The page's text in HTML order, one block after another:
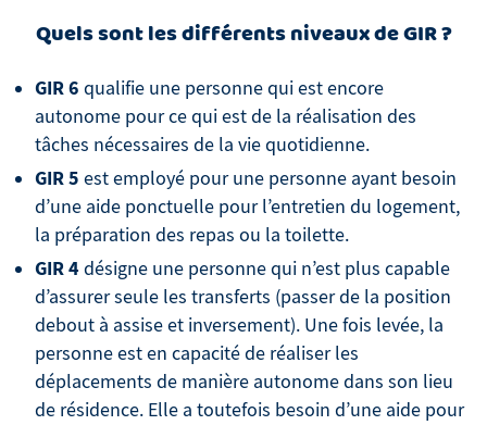
Quels sont les différents niveaux de GIR ?
GIR 6 qualifie une personne qui est encore
autonome pour ce qui est de la réalisation des
tâches nécessaires de la vie quotidienne.
GIR 5 est employé pour une personne ayant besoin
d’une aide ponctuelle pour l’entretien du logement,
la préparation des repas ou la toilette.
GIR 4 désigne une personne qui n’est plus capable
d’assurer seule les transferts (passer de la position
debout à assise et inversement). Une fois levée, la
personne est en capacité de réaliser les
déplacements de manière autonome dans son lieu
de résidence. Elle a toutefois besoin d’une aide pour